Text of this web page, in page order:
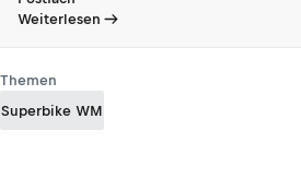
Weiterlesen
Themen
Superbike WM